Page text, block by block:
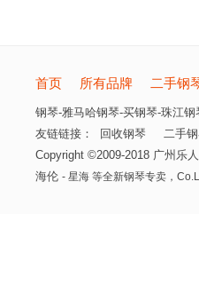
首页 所有品牌 二手钢
钢琴-雅马哈钢琴-买钢琴-珠江
友链链接：
回收钢琴 二手
Copyright ©2009-2018 广州乐
海伦 - 星海 等全新钢琴专卖，